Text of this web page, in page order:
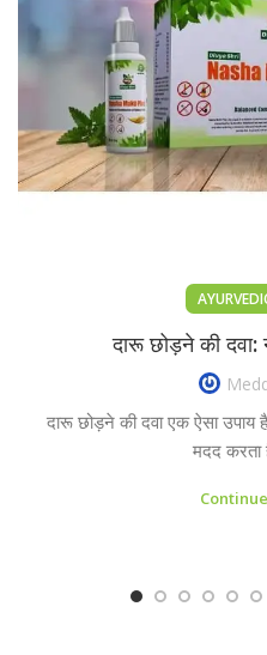
दारू छोड़ने की दवा:
दारू छोड़ने की दवा एक ऐसा उपाय
मदद करता